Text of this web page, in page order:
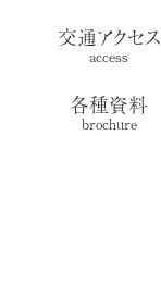
交通アクセス
access
各種資料
brochure